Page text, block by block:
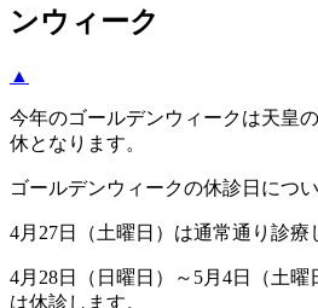
ンウィーク
▲
今年のゴールデンウィークは天皇
休となります。
ゴールデンウィークの休診日につ
4月27日（土曜日）は通常通り診療
4月28日（日曜日）～5月4日（土曜
は休診します。